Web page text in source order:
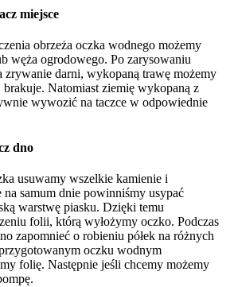
miejsce
obrzeża oczka wodnego możemy
węża ogrodowego. Po zarysowaniu
zrywanie darni, wykopaną trawę możemy
brakuje. Natomiast ziemię wykopaną z
wywozić na taczce w odpowiednie
dno
usuwamy wszelkie kamienie i
samum dnie powinniśmy usypać
warstwę piasku. Dzięki temu
folii, którą wyłożymy oczko. Podczas
zapomnieć o robieniu półek na różnych
oczku wodnym
folię. Następnie jeśli chcemy możemy